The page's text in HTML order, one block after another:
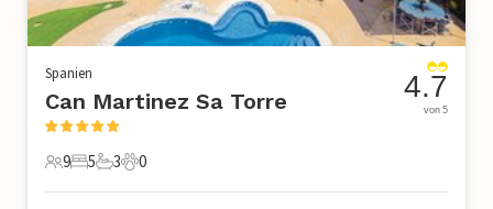
Spanien
Can Martinez Sa Torre
9 Gäste
9
5 Schlafzimmer
5
3 Badezimmer
3
0 Haustiere
0
4.7
von 5